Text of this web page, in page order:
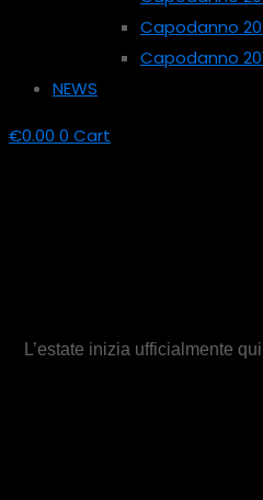
Capodanno
Capodanno
NEWS
€0.00 0 Cart
L’estate inizia ufficialmente